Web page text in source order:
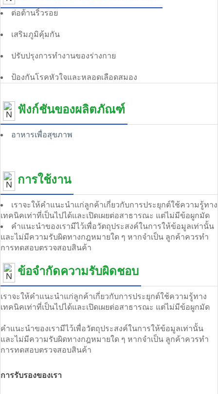
ต่อต้านริ้วรอย
เสริมภูมิคุ้มกัน
ปรับปรุงการทํางานของร่างกาย
ป้องกันโรคหัวใจและหลอดเลือดสมอง
ฟังก์ชันของผลิตภัณฑ์
อาหารเพื่อสุขภาพ
การใช้งาน
เราจะให้คําแนะนําแก่ลูกค้าเกี่ยวกับการประยุกต์ใช้ความรู้ทาง
เทคนิคเท่าที่เป็นไปได้และเปิดเผยต่อสาธารณะ แต่ไม่มีข้อผูกมัด
คําแนะนําของเรามีไว้เพื่อวัตถุประสงค์ในการให้ข้อมูลเท่านั้น
และไม่มีความรับผิดทางกฎหมายใด ๆ หากจําเป็น ลูกค้าควรทํา
การทดสอบตรวจสอบสินค้า
ข้อจํากัดความรับผิดชอบ
เราจะให้คําแนะนําแก่ลูกค้าเกี่ยวกับการประยุกต์ใช้ความรู้ทาง
เทคนิคเท่าที่เป็นไปได้และเปิดเผยต่อสาธารณะ แต่ไม่มีข้อผูกมัด
คําแนะนําของเรามีไว้เพื่อวัตถุประสงค์ในการให้ข้อมูลเท่านั้น
และไม่มีความรับผิดทางกฎหมายใด ๆ หากจําเป็น ลูกค้าควรทํา
การทดสอบตรวจสอบสินค้า
การรับรองของเรา